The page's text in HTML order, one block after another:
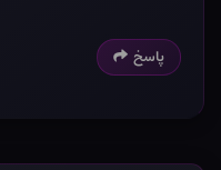
پاسخ